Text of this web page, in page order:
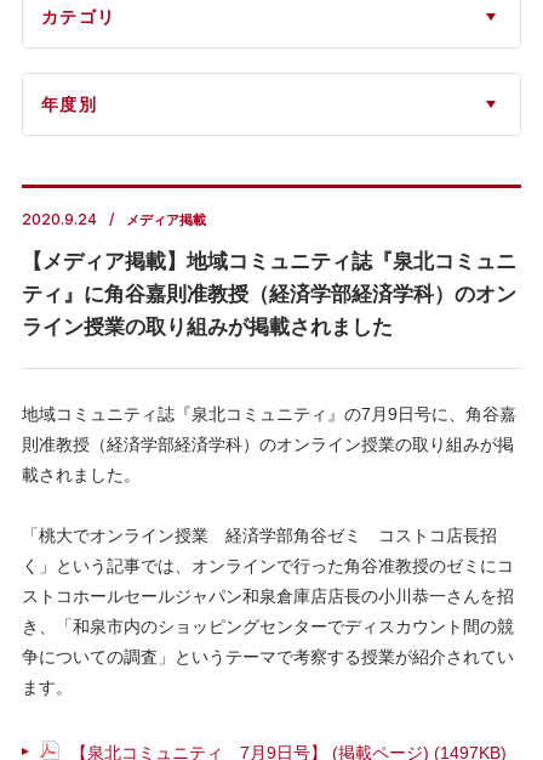
2020.9.24 メディア掲載
【メディア掲載】地域コミュニティ誌『泉北コミュニ
ティ』に角谷嘉則准教授（経済学部経済学科）のオン
ライン授業の取り組みが掲載されました
地域コミュニティ誌『泉北コミュニティ』の7月9日号に、角谷嘉
則准教授（経済学部経済学科）のオンライン授業の取り組みが掲
載されました。
「桃大でオンライン授業 経済学部角谷ゼミ コストコ店長招
く」という記事では、オンラインで行った角谷准教授のゼミにコ
ストコホールセールジャパン和泉倉庫店店長の小川恭一さんを招
き、「和泉市内のショッピングセンターでディスカウント間の競
争についての調査」というテーマで考察する授業が紹介されてい
ます。
【泉北コミュニティ 7月9日号】 (掲載ページ) (1497KB)
カテゴリ
年度別